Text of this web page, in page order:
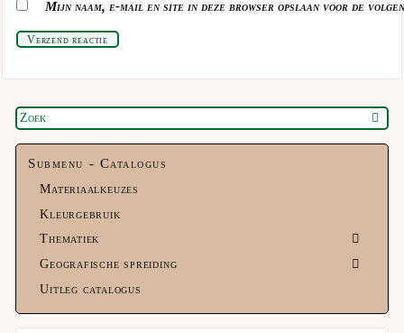
Mijn naam, e-mail en site in deze browser opslaan voor de
Verzend reactie
Submenu - Catalogus
Materiaalkeuzes
Kleurgebruik
Thematiek
Geografische spreiding
Uitleg catalogus